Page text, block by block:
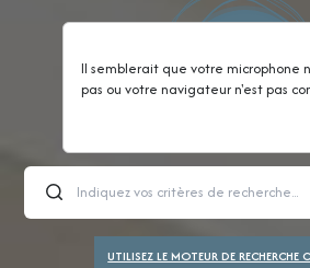
Il semblerait que votre microphone
pas ou votre navigateur n'est pas
UTILISEZ LE MOTEUR DE RECHERCHE